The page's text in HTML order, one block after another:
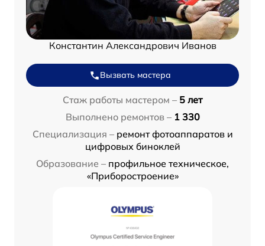
Константин Александрович Иванов
Вызвать мастера
Стаж работы мастером – 5 лет
Выполнено ремонтов – 1 330
Специализация – ремонт фотоаппаратов и
цифровых биноклей
Образование – профильное техническое,
«Приборостроение»